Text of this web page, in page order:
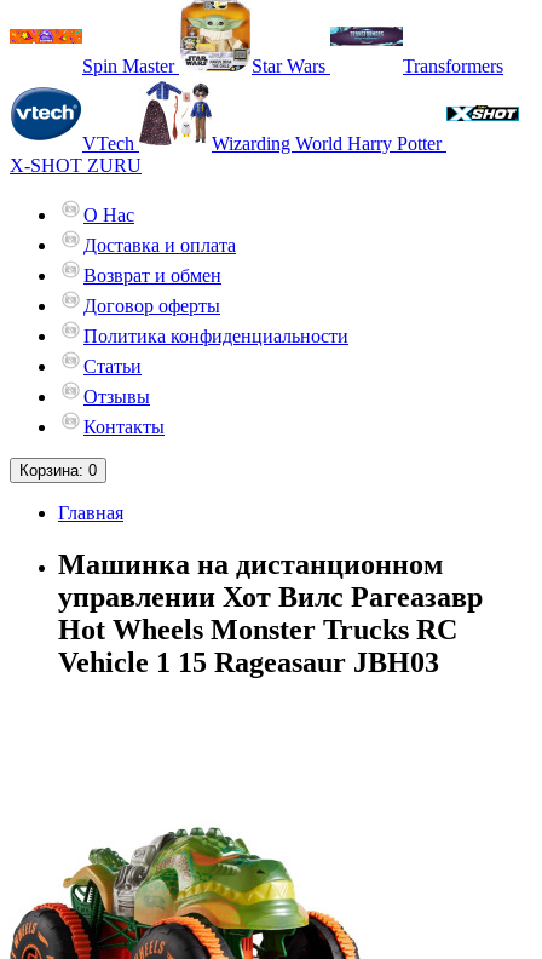
Spin Master Star Wars Transformers
VTech
Wizarding World Harry Potter
X-SHOT ZURU
О Нас
Доставка и оплата
Возврат и обмен
Договор оферты
Политика конфиденциальности
Статьи
Отзывы
Контакты
Корзина: 0
Главная
Машинка на дистанционном
управлении Хот Вилс Рагеазавр
Hot Wheels Monster Trucks RC
Vehicle 1 15 Rageasaur JBH03